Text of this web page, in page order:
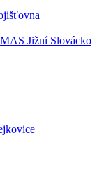
Jižní Slovácko